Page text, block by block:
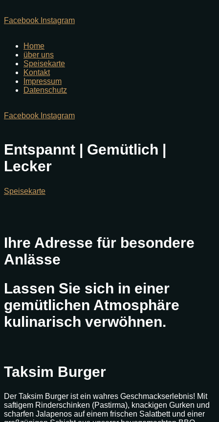
Facebook Instagram
Home
über uns
Speisekarte
Kontakt
Impressum
Datenschutz
Facebook Instagram
Entspannt | Gemütlich |
Lecker
Speisekarte
Ihre Adresse für besondere
Anlässe
Lassen Sie sich in einer
gemütlichen Atmosphäre
kulinarisch verwöhnen.
Taksim Burger
Der Taksim Burger ist ein wahres Geschmackserlebnis! Mit
saftigem Rinderschinken (Pastirma), knackigen Gurken und
scharfen Jalapenos auf einem frischen Salatbett und einer